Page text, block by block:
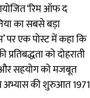
‘रिम ऑफ द
का सबसे बड़ा
पर एक पोस्ट में कहा कि
को दोहराती
और सहयोग को मजबूत
अभ्यास की शुरुआत 1971